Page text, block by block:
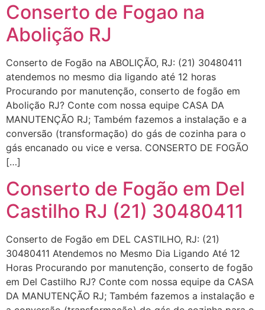
Conserto de Fogao na
Abolição RJ
Conserto de Fogão na ABOLIÇÃO, RJ: (21) 30480411
atendemos no mesmo dia ligando até 12 horas
Procurando por manutenção, conserto de fogão em
Abolição RJ? Conte com nossa equipe CASA DA
MANUTENÇÃO RJ; Também fazemos a instalação e a
conversão (transformação) do gás de cozinha para o
gás encanado ou vice e versa. CONSERTO DE FOGÃO
[…]
Conserto de Fogão em Del
Castilho RJ (21) 30480411
Conserto de Fogão em DEL CASTILHO, RJ: (21)
30480411 Atendemos no Mesmo Dia Ligando Até 12
Horas Procurando por manutenção, conserto de fogão
em Del Castilho RJ? Conte com nossa equipe da CASA
DA MANUTENÇÃO RJ; Também fazemos a instalação e